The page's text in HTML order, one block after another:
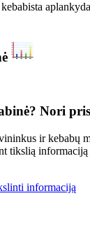
Nori
ir kebabų
tikslią
informaciją